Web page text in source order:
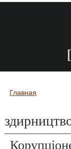
Вы здесь
Главная